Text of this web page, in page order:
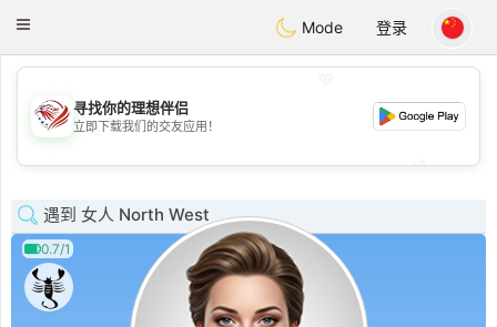
Dating
Toggle
Mode 登录
💖
💕
寻找你的理想伴侣
立即下载我们的交友应用！
遇到 女人 North West
0.7/1